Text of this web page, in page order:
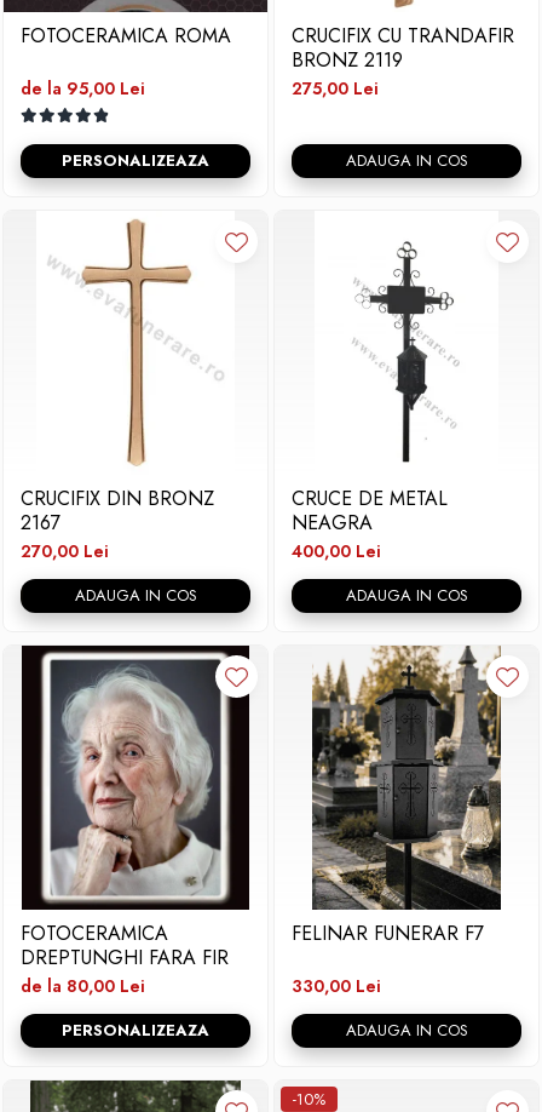
FOTOCERAMICA ROMA
de la 95,00 Lei
PERSONALIZEAZA
CRUCIFIX CU TRANDAFIR
BRONZ 2119
275,00 Lei
ADAUGA IN COS
CRUCIFIX DIN BRONZ
2167
270,00 Lei
ADAUGA IN COS
CRUCE DE METAL
NEAGRA
400,00 Lei
ADAUGA IN COS
FOTOCERAMICA
DREPTUNGHI FARA FIR
de la 80,00 Lei
PERSONALIZEAZA
FELINAR FUNERAR F7
330,00 Lei
ADAUGA IN COS
-10%